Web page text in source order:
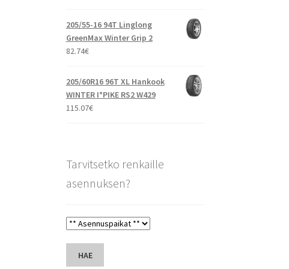
205/55-16 94T Linglong
GreenMax Winter Grip 2
82.74€
205/60R16 96T XL Hankook
WINTER I*PIKE RS2 W429
115.07€
Tarvitsetko renkaille
asennuksen?
HAE